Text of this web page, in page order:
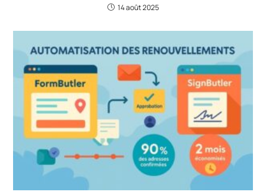
14 août 2025